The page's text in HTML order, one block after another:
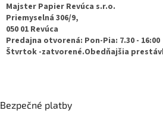
Majster Papier Revúca s.r.o.
Priemyselná 306/9,
050 01 Revúca
Predajna otvorená: Pon-Pia: 7.30 - 16:00
Štvrtok -zatvorené.Obedňajšia
Bezpečné platby